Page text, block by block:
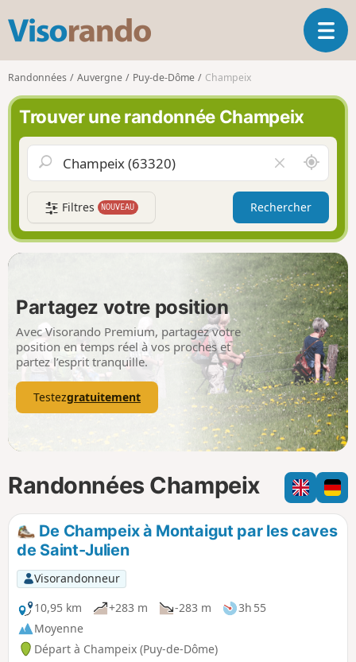
s
o
r
n
d
o
O
u
l
a
i
g
a
t
i
o
n
Randonnées Auvergne Puy-de-Dôme Champeix
Trouver une randonnée Champeix
i
d
e
r
l
e
c
h
a
m
p
A
u
t
u
r
d
e
m
o
i
Filtres NOUVEAU Rechercher
Partagez votre position
Avec Visorando Premium, partagez votre
position en temps réel à vos proches et
partez l’esprit tranquille.
Testezgratuitement
Randonnées Champeix
De Champeix à Montaigut par les caves
de Saint-Julien
Visorandonneur
10,95 km
+283 m -283 m
3h 55
Moyenne
Départ à Champeix (Puy-de-Dôme)